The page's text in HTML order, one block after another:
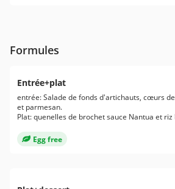
Formules
Entrée+plat
entrée: Salade de fonds d'artichauts, cœurs
et parmesan.
Plat: quenelles de brochet sauce Nantua et riz
Egg free